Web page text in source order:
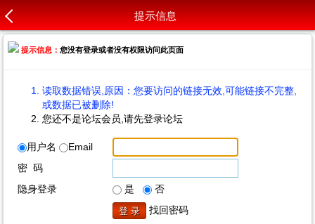
提示信息
提示信息：您没有登录或者没有权限访问此页面
读取数据错误,原因：您要访问的链接无效,可能链接不完整,
或数据已被删除!
您还不是论坛会员,请先登录论坛
用户名
Email
密 码
隐身登录
是
否
找回密码